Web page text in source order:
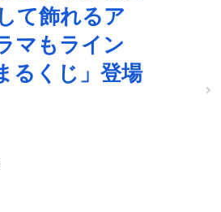
て飾れるア
マもライン
るくじ」登場